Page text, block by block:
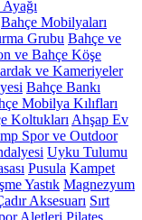
Bahçe Mobilyaları
Grubu Bahçe ve
ve Bahçe Köşe
ve Kameriyeler
Bahçe Bankı
Mobilya Kılıfları
Koltukları Ahşap Ev
Spor ve Outdoor
Uyku Tulumu
Pusula Kampet
Yastık Magnezyum
Aksesuarı Sırt
Aletleri Pilates,